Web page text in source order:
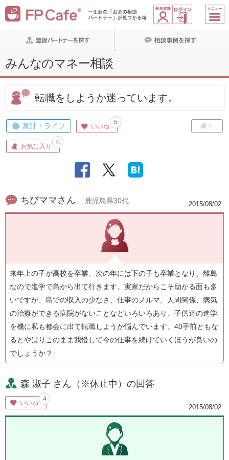
みんなのマネー相談
転職をしようか迷っています。
家計・ライフ いいね
5
お気に入り
0
終了
ちびママさん 鹿児島県30代 2015/08/02
来年上の子が高校を卒業、次の年には下の子も卒業となり、離島
なので進学で島から出て行きます。実家だからこそ助かる面も多
いですが、島での収入の少なさ、仕事のノルマ、人間関係、病気
の治療ができる病院がないことなどいろいろあり、子供達の進学
を機に私も都会に出て転職しようか悩んでいます。40手前ともな
るとやはりこのまま我慢して今の仕事を続けていくほうが良いの
でしょうか？
森 淑子 さん（※休止中）の回答
いいね
4
2015/08/02